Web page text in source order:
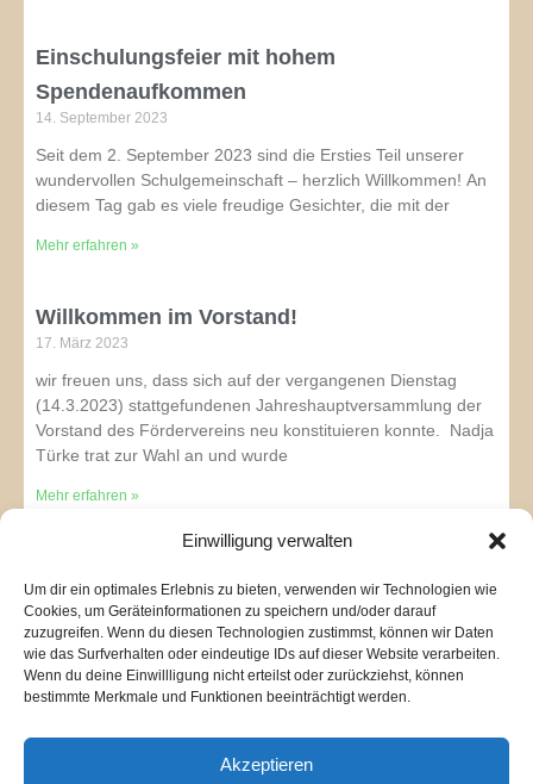
Einwilligung verwalten
Um dir ein optimales Erlebnis zu bieten, verwenden wir Technologien wie
Cookies, um Geräteinformationen zu speichern und/oder darauf
zuzugreifen. Wenn du diesen Technologien zustimmst, können wir Daten
wie das Surfverhalten oder eindeutige IDs auf dieser Website verarbeiten.
Wenn du deine Einwillligung nicht erteilst oder zurückziehst, können
bestimmte Merkmale und Funktionen beeinträchtigt werden.
Akzeptieren
Einschulungsfeier mit hohem
Spendenaufkommen
14. September 2023
Seit dem 2. September 2023 sind die Ersties Teil unserer
wundervollen Schulgemeinschaft – herzlich Willkommen! An
diesem Tag gab es viele freudige Gesichter, die mit der
Mehr erfahren »
Willkommen im Vorstand!
17. März 2023
wir freuen uns, dass sich auf der vergangenen Dienstag
(14.3.2023) stattgefundenen Jahreshauptversammlung der
Vorstand des Fördervereins neu konstituieren konnte. Nadja
Türke trat zur Wahl an und wurde
Mehr erfahren »
Smartboard ausgestattet
5. Januar 2023
Wir hatten es Ende 2022 schon verkündet, doch nun ist es
tatsächlich vollbracht, wie uns Verwaltungsleiterin Frau Franz